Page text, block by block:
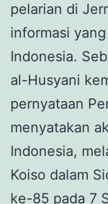
pelarian di
informasi
Indonesia.
al-Husyani
pernyataan
menyatakan
Indonesia,
Koiso dalam
ke-85 pada 7